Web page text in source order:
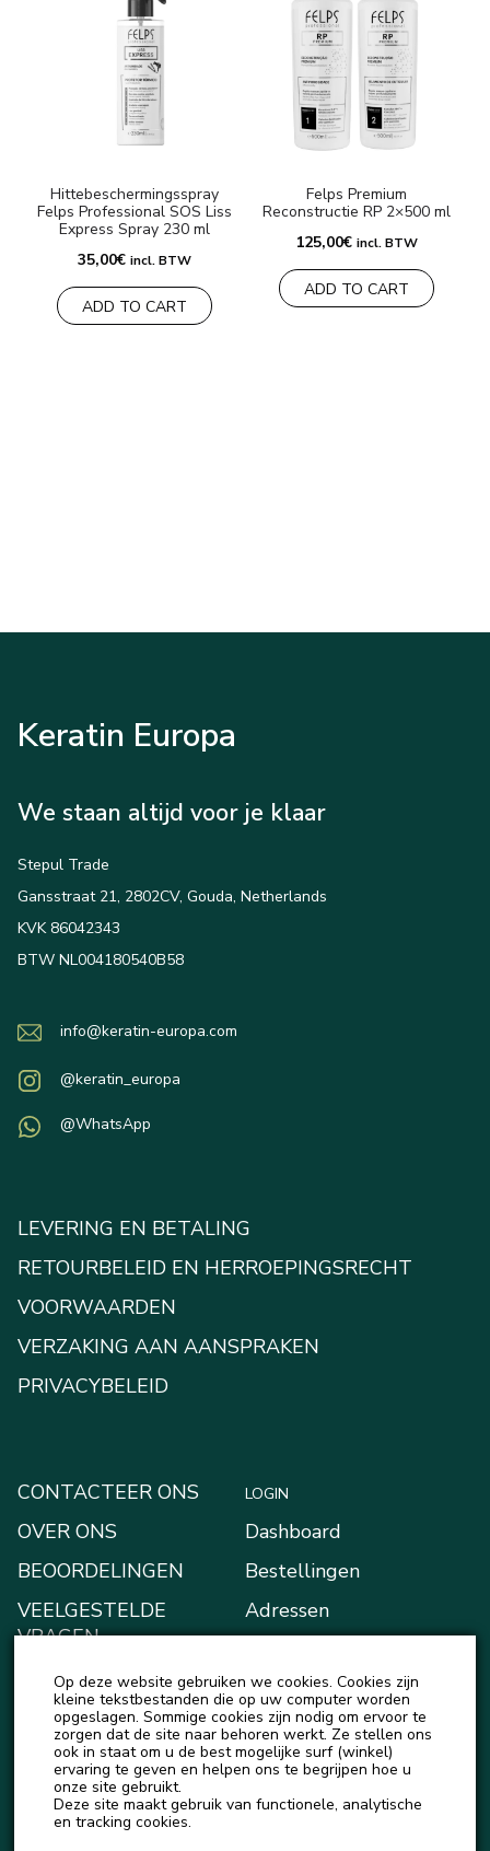
Hittebeschermingsspray
Felps Professional SOS Liss
Express Spray 230 ml
35,00€ incl. BTW
ADD TO CART
Felps Premium
Reconstructie RP 2×500 ml
125,00€ incl. BTW
ADD TO CART
Keratin Europa
We staan altijd voor je klaar
Stepul Trade
Gansstraat 21, 2802CV, Gouda, Netherlands
KVK 86042343
BTW NL004180540B58
info@keratin-europa.com
@keratin_europa
@WhatsApp
LEVERING EN BETALING
RETOURBELEID EN HERROEPINGSRECHT
VOORWAARDEN
VERZAKING AAN AANSPRAKEN
PRIVACYBELEID
CONTACTEER ONS
OVER ONS
BEOORDELINGEN
VEELGESTELDE
VRAGEN
BLOGGEN
NIEUWS
LOGIN
Dashboard
Bestellingen
Adressen
Mijn Kluis
Account details
Uitloggen
Op deze website gebruiken we cookies. Cookies zijn
kleine tekstbestanden die op uw computer worden
opgeslagen. Sommige cookies zijn nodig om ervoor te
zorgen dat de site naar behoren werkt. Ze stellen ons
ook in staat om u de best mogelijke surf (winkel)
ervaring te geven en helpen ons te begrijpen hoe u
onze site gebruikt.
Deze site maakt gebruik van functionele, analytische
en tracking cookies.